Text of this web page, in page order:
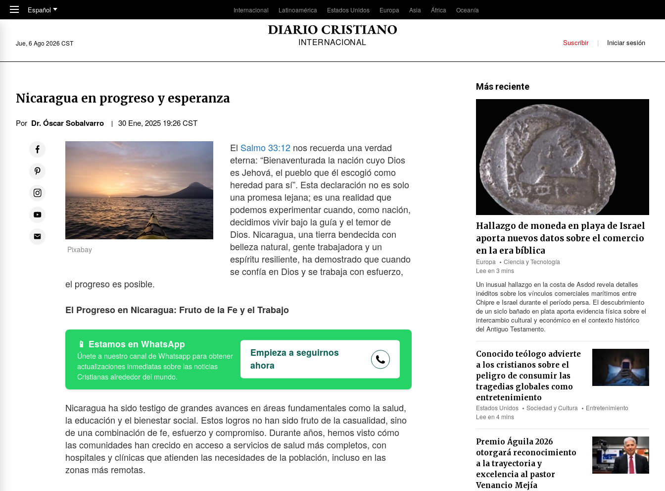
Skip to main content
Español Internacional Latinoamérica Estados Unidos Europa Asia África Oceanía
INTERNACIONAL
Jue, 6 Ago 2026 CST Suscribir Iniciar sesión
Nicaragua en progreso y esperanza
Por Dr. Óscar Sobalvarro 30 Ene, 2025 19:26 CST
Pixabay
El Salmo 33:12 nos recuerda una verdad
eterna: “Bienaventurada la nación cuyo Dios
es Jehová, el pueblo que él escogió como
heredad para sí”. Esta declaración no es solo
una promesa lejana; es una realidad que
podemos experimentar cuando, como nación,
decidimos vivir bajo la guía y el temor de
Dios. Nicaragua, una tierra bendecida con
belleza natural, gente trabajadora y un
espíritu resiliente, ha demostrado que cuando
se confía en Dios y se trabaja con esfuerzo,
el progreso es posible.
El Progreso en Nicaragua: Fruto de la Fe y el Trabajo
Estamos en WhatsApp
Empieza a seguirnos
ahora
Nicaragua ha sido testigo de grandes avances en áreas fundamentales como la salud,
la educación y el bienestar social. Estos logros no han sido fruto de la casualidad, sino
de una combinación de fe, esfuerzo y compromiso. Durante años, hemos visto cómo
las comunidades han crecido en acceso a servicios de salud más completos, con
hospitales y clínicas que atienden las necesidades de la población, incluso en las
zonas más remotas.
Más reciente
Hallazgo de moneda en playa de Israel
aporta nuevos datos sobre el comercio
en la era bíblica
Europa
Ciencia y Tecnología
Lee en 3 mins
Un inusual hallazgo en la costa de Asdod revela detalles
inéditos sobre los vínculos comerciales marítimos entre
Chipre e Israel durante el período persa. El descubrimiento
de un siclo bañado en plata aporta evidencia física sobre el
intercambio cultural y económico en el contexto histórico
del Antiguo Testamento.
Conocido teólogo advierte
a los cristianos sobre el
peligro de consumir las
tragedias globales como
entretenimiento
Estados Unidos Sociedad y Cultura
Entretenimiento
Lee en 4 mins
Premio Águila 2026
otorgará reconocimiento
a la trayectoria y
excelencia al pastor
Venancio Mejía